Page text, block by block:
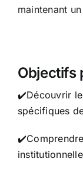
maintenant
Objectifs
✔️Découvrir
spécifiques